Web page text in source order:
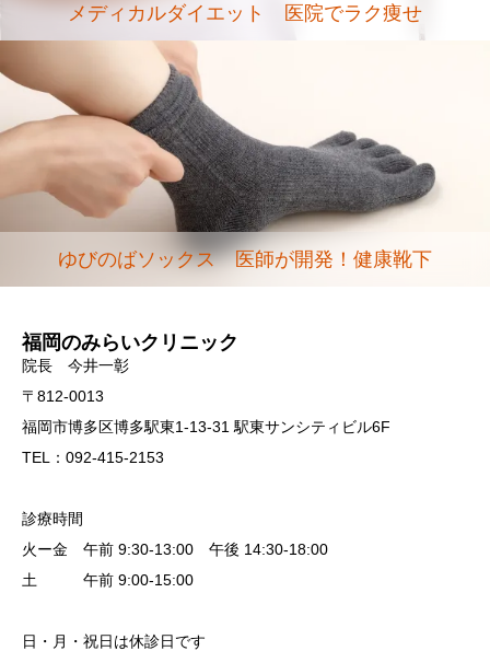
メディカルダイエット 医院でラク痩せ
ゆびのばソックス 医師が開発！健康靴下
福岡のみらいクリニック
院長 今井一彰
〒812-0013
福岡市博多区博多駅東1-13-31 駅東サンシティビル6F
TEL：092-415-2153
診療時間
火ー金 午前 9:30-13:00 午後 14:30-18:00
土 午前 9:00-15:00
日・月・祝日は休診日です